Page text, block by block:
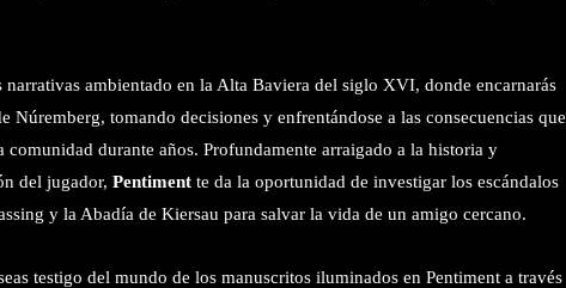
narrativas ambientado en la Alta Baviera del siglo XVI, donde encarnarás
Núremberg, tomando decisiones y enfrentándose a las consecuencias que
comunidad durante años. Profundamente arraigado a la historia y
del jugador, Pentiment te da la oportunidad de investigar los escándalos
y la Abadía de Kiersau para salvar la vida de un amigo cercano.
testigo del mundo de los manuscritos iluminados en Pentiment a través